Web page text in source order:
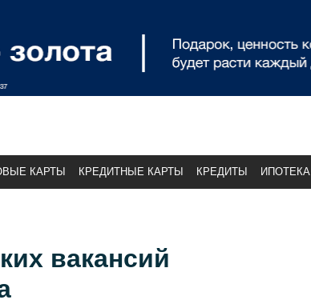
КАРТЫ КРЕДИТНЫЕ КАРТЫ КРЕДИТЫ ИПОТЕКА
вакансий